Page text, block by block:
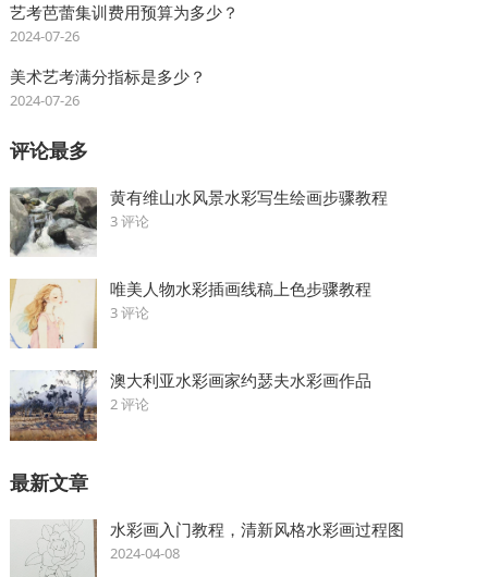
艺考芭蕾集训费用预算为多少？
2024-07-26
美术艺考满分指标是多少？
2024-07-26
评论最多
黄有维山水风景水彩写生绘画步骤教程
3 评论
唯美人物水彩插画线稿上色步骤教程
3 评论
澳大利亚水彩画家约瑟夫水彩画作品
2 评论
最新文章
水彩画入门教程，清新风格水彩画过程图
2024-04-08